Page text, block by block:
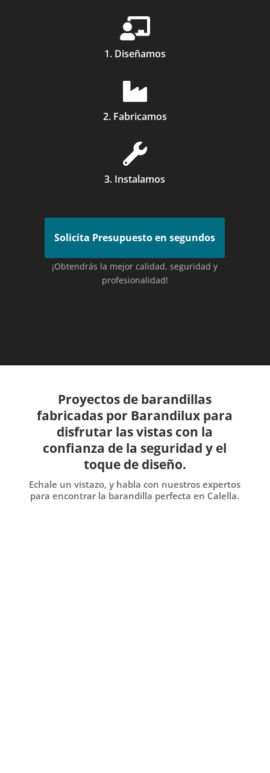

1. Diseñamos

2. Fabricamos

3. Instalamos
Solicita Presupuesto en segundos
¡Obtendrás la mejor calidad, seguridad y
profesionalidad!
Proyectos de barandillas
fabricadas por Barandilux para
disfrutar las vistas con la
confianza de la seguridad y el
toque de diseño.
Echale un vistazo, y habla con nuestros expertos
para encontrar la barandilla perfecta en Calella.